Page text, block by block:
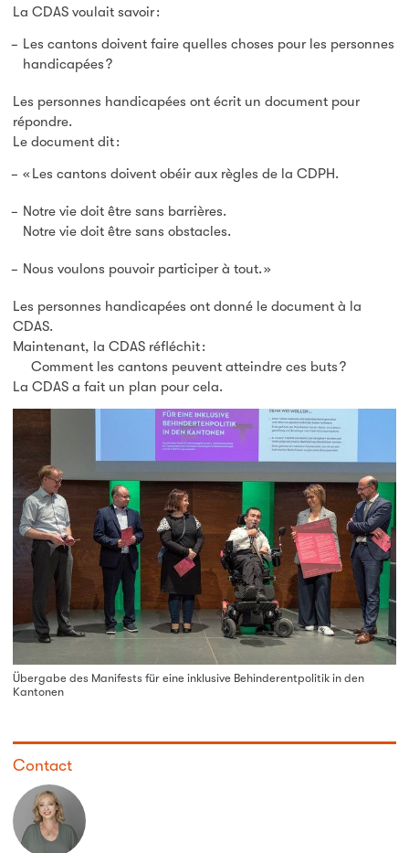
La CDAS voulait savoir :
Les cantons doivent faire quelles choses pour les personnes
handicapées ?
Les personnes handicapées ont écrit un document pour
répondre.
Le document dit :
« Les cantons doivent obéir aux règles de la CDPH.
Notre vie doit être sans barrières.
Notre vie doit être sans obstacles.
Nous voulons pouvoir participer à tout. »
Les personnes handicapées ont donné le document à la
CDAS.
Maintenant, la CDAS réfléchit :
Comment les cantons peuvent atteindre ces buts ?
La CDAS a fait un plan pour cela.
Übergabe des Manifests für eine inklusive Behinderentpolitik in den
Kantonen
Contact